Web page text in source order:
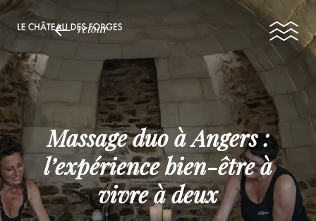
retour
Massage duo à Angers :
l’expérience bien-être à
vivre à deux